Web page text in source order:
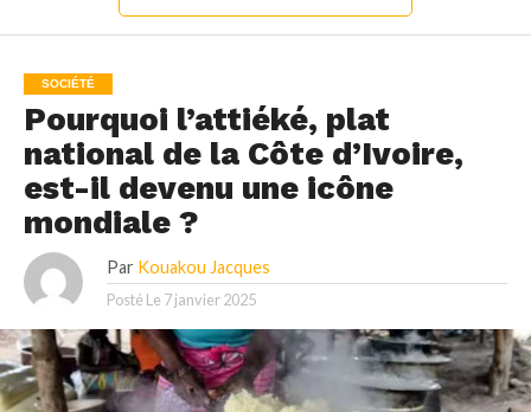
SOCIÉTÉ
Pourquoi l’attiéké, plat
national de la Côte d’Ivoire,
est-il devenu une icône
mondiale ?
Par Kouakou Jacques
Posté Le 7 janvier 2025